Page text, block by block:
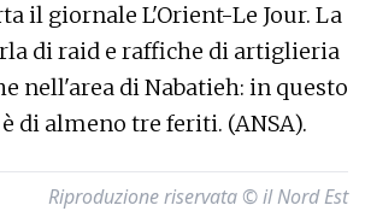
il giornale L'Orient-Le Jour. La
di raid e raffiche di artiglieria
nell'area di Nabatieh: in questo
di almeno tre feriti. (ANSA).
Riproduzione riservata © il Nord Est